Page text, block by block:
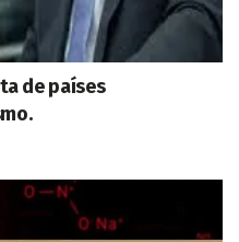
de países